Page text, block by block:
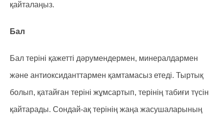
қайталаңыз.
Бал
Бал теріні қажетті дәрумендермен, минералдармен
және антиоксиданттармен қамтамасыз етеді. Тыртық
болып, қатайған теріні жұмсартып, терінің табиғи түсін
қайтарады. Сондай-ақ терінің жаңа жасушаларының